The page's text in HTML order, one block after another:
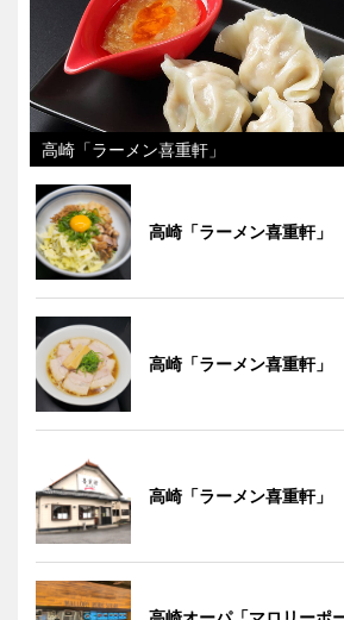
高崎「ラーメン喜重軒」
高崎「ラーメン喜重軒」
高崎「ラーメン喜重軒」
高崎「ラーメン喜重軒」